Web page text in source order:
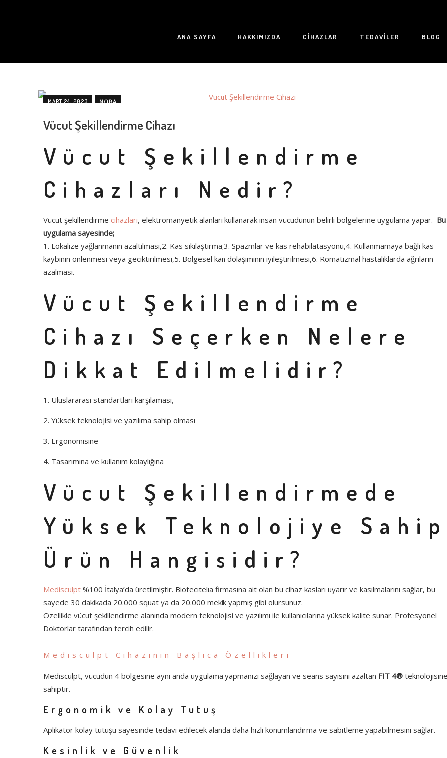
ANA SAYFA HAKKIMIZDA CIHAZLAR TEDAVILER BLOG
MART 24, 2023 NORA
IŞLEVSEL ANTRENMAN EKIPMANLARI
ULTRASONIK KAVITASYON VAKUMLU MASAJ TERAPISI VÜCUT SIKILAŞTIRMA
Vücut Şekillendirme Cihazı
Vücut Şekillendirme
Cihazları Nedir?
Vücut şekillendirme cihazları, elektromanyetik alanları kullanarak insan vücudunun belirli bölgelerine uygulama yapar. Bu
uygulama sayesinde;
1. Lokalize yağlanmanın azaltılması,2. Kas sıkılaştırma,3. Spazmlar ve kas rehabilatasyonu,4. Kullanmamaya bağlı kas
kaybının önlenmesi veya geciktirilmesi,5. Bölgesel kan dolaşımının iyileştirilmesi,6. Romatizmal hastalıklarda ağrıların
azalması.
Vücut Şekillendirme
Cihazı Seçerken Nelere
Dikkat Edilmelidir?
1. Uluslararası standartları karşılaması,
2. Yüksek teknolojisi ve yazılıma sahip olması
3. Ergonomisine
4. Tasarımına ve kullanım kolaylığına
Vücut Şekillendirmede
Yüksek Teknolojiye Sahip
Ürün Hangisidir?
Medisculpt %100 İtalya’da üretilmiştir. Biotecıtelıa firmasına ait olan bu cihaz kasları uyarır ve kasılmalarını sağlar, bu
sayede 30 dakikada 20.000 squat ya da 20.000 mekik yapmış gibi olursunuz.
Özellikle vücut şekillendirme alanında modern teknolojisi ve yazılımı ile kullanıcılarına yüksek kalite sunar. Profesyonel
Doktorlar tarafından tercih edilir.
Medisculpt Cihazının Başlıca Özellikleri
Medisculpt, vücudun 4 bölgesine aynı anda uygulama yapmanızı sağlayan ve seans sayısını azaltan FIT 4® teknolojisine
sahiptir.
Ergonomik ve Kolay Tutuş
Aplikatör kolay tutuşu sayesinde tedavi edilecek alanda daha hızlı konumlandırma ve sabitleme yapabilmesini sağlar.
Kesinlik ve Güvenlik